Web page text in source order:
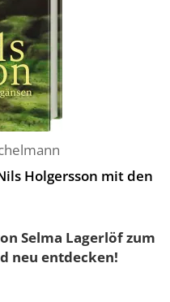
Holgersson mit den
Selma Lagerlöf zum
neu entdecken!